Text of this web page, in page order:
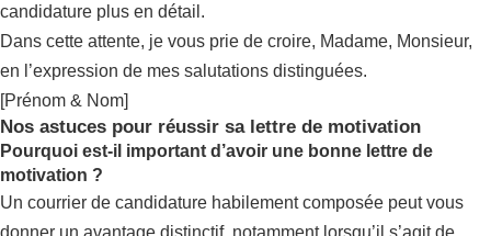
candidature plus en détail.
Dans cette attente, je vous prie de croire, Madame, Monsieur,
en l’expression de mes salutations distinguées.
[Prénom & Nom]
Nos astuces pour réussir sa lettre de motivation
Pourquoi est-il important d’avoir une bonne lettre de
motivation ?
Un courrier de candidature habilement composée peut vous
donner un avantage distinctif, notamment lorsqu’il s’agit de